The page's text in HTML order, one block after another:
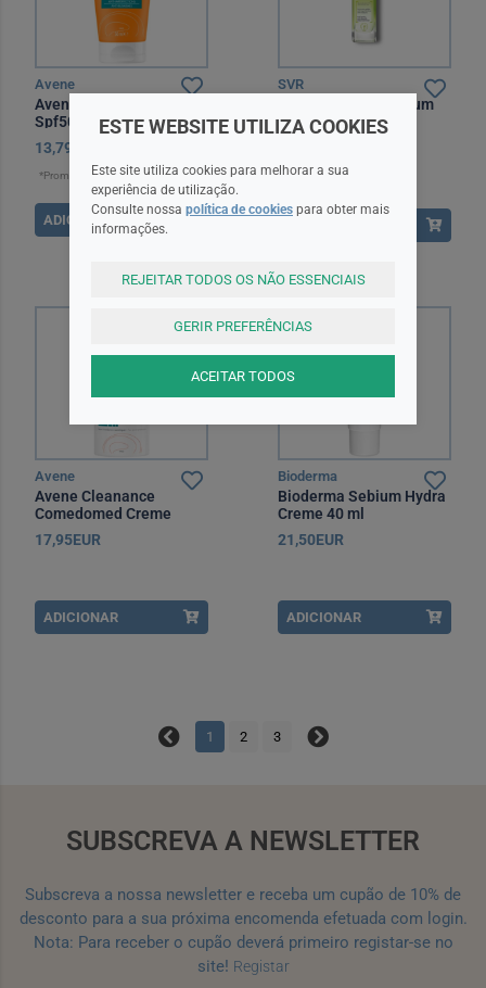
Avene
Avene Solar Cleanance
Spf50+ 50 ml
13,79EUR*
*Promoção válida de 2026-08-08 a
2026-09-15
ADICIONAR
SVR
SVR Sebiaclear Serum
30 ml
Avene
Avene Cleanance
Comedomed Creme
Concentrado 30 ml
17,95EUR
ADICIONAR
Bioderma
Bioderma Sebium Hydra
Creme 40 ml
21,50EUR
ADICIONAR
1 2 3
SUBSCREVA A NEWSLETTER
Subscreva a nossa newsletter e receba um cupão de 10% de
desconto para a sua próxima encomenda efetuada com login.
Nota: Para receber o cupão deverá primeiro registar-se no
site! Registar
ESTE WEBSITE UTILIZA COOKIES
Este site utiliza cookies para melhorar a sua
experiência de utilização.
Consulte nossa política de cookies para obter mais
informações.
REJEITAR TODOS OS NÃO ESSENCIAIS
GERIR PREFERÊNCIAS
ACEITAR TODOS